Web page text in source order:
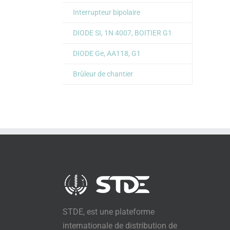
Interrupteur bipolaire
DIODE SI, 1N 4007, BOITIER G1
DIODE Ge, AA118, G1
Brûleur de chantier
STDE, est une plateforme
internationale de distribution de